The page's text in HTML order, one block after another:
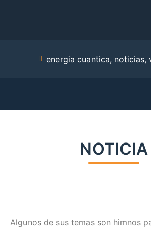
energia cuantica, noticias,
NOTICIA
Algunos de sus temas son himnos